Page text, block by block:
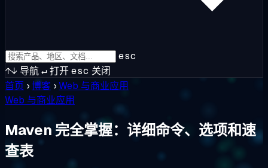
esc
↑↓ 导航↵打开esc 关闭
首页 ›博客 ›Web 与商业应用
Web 与商业应用
Maven 完全掌握：详细命令、选项和速
查表